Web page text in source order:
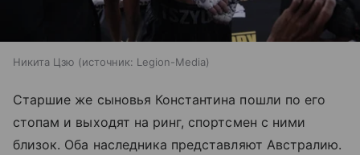
Никита Цзю источник: Legion-Media
Старшие же сыновья Константина пошли по его
стопам и выходят на ринг, спортсмен с ними
близок. Оба наследника представляют Австралию.